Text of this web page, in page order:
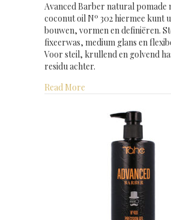
Avanced Barber natural pomade
coconut oil Nº 302 hiermee kunt
bouwen, vormen en definiëren.
fixeerwas, medium glans en
Voor steil, krullend en golvend
residu achter.
Read More